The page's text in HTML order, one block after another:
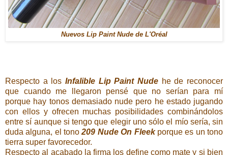
Nuevos Lip Paint Nude de L'Oréal
Respecto a los Infalible Lip Paint Nude he de reconocer
que cuando me llegaron pensé que no serían para mí
porque hay tonos demasiado nude pero he estado jugando
con ellos y ofrecen muchas posibilidades combinándolos
entre sí aunque si tengo que elegir uno sólo el mío sería, sin
duda alguna, el tono209 Nude On Fleekporque es un tono
tierra super favorecedor.
Respecto al acabado la firma los define como mate y si bien